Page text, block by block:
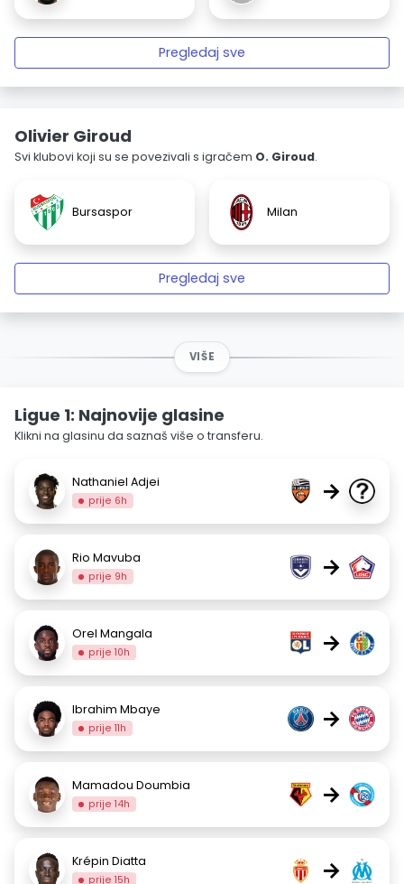
Pregledaj sve
Olivier Giroud
Svi klubovi koji su se povezivali s igračem O. Giroud.
Bursaspor Milan
Pregledaj sve
VIŠE
Ligue 1: Najnovije glasine
Klikni na glasinu da saznaš više o transferu.
Nathaniel Adjei
prije 6h →
Rio Mavuba
prije 9h →
Orel Mangala
prije 10h →
Ibrahim Mbaye
prije 11h →
Mamadou Doumbia
prije 14h →
Krépin Diatta
prije 15h →